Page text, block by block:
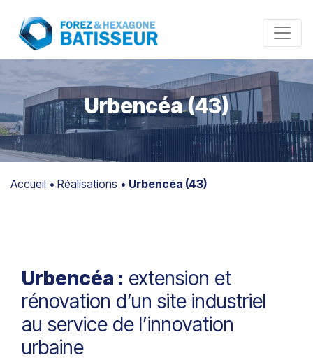
Urbencéa(43)
Accueil • Réalisations • Urbencéa (43)
Urbencéa : extension et
rénovation d’un site industriel
au service de l’innovation
urbaine